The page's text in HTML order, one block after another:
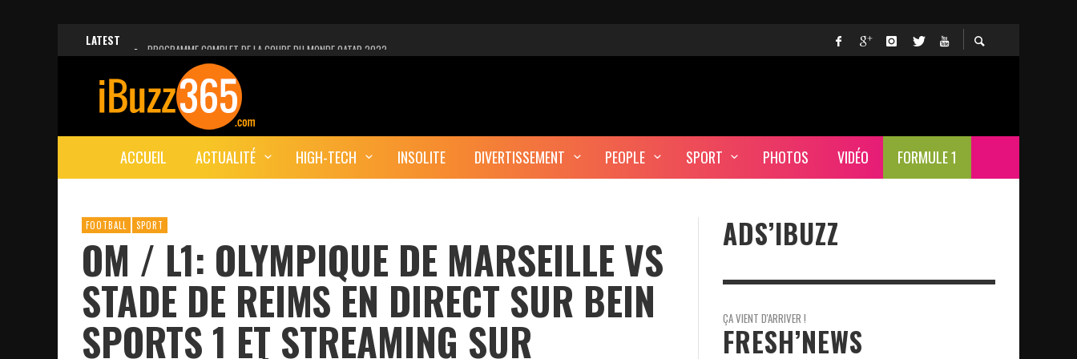
LATEST
PROGRAMME COMPLET DE LA COUPE DU MONDE QATAR 2022
FACEBOOK, INSTAGRAM ET WHATSAPP HORS SERVICE! EST-CE UNE CYBER-ATTAQUE?
UNE VIDÉO 4K MONTRE LA PLANÈTE MARS EN ULTRA-HAUTE DÉFINITION
LANCEMENT DU PREMIER VOL HABITÉ DE SPACEX
DÉCÈS DE L’EX-PRÉSIDENT ZINE EL ABIDINE BEN ALI, SERA-T-IL ENTERRÉ EN TUNISIE?
ACCUEIL ACTUALITÉ HIGH-TECH INSOLITE DIVERTISSEMENT PEOPLE SPORT PHOTOS VIDÉO FORMULE 1
FOOTBALL SPORT
OM / L1: OLYMPIQUE DE MARSEILLE VS
STADE DE REIMS EN DIRECT SUR BEIN
SPORTS 1 ET STREAMING SUR
ADS’IBUZZ
ÇA VIENT D'ARRIVER !
FRESH’NEWS